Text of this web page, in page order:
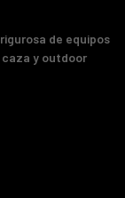
de equipos
caza y outdoor